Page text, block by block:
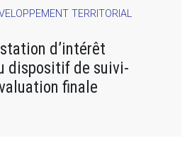
TERRITORIAL
d’intérêt
dispositif de suivi-
finale